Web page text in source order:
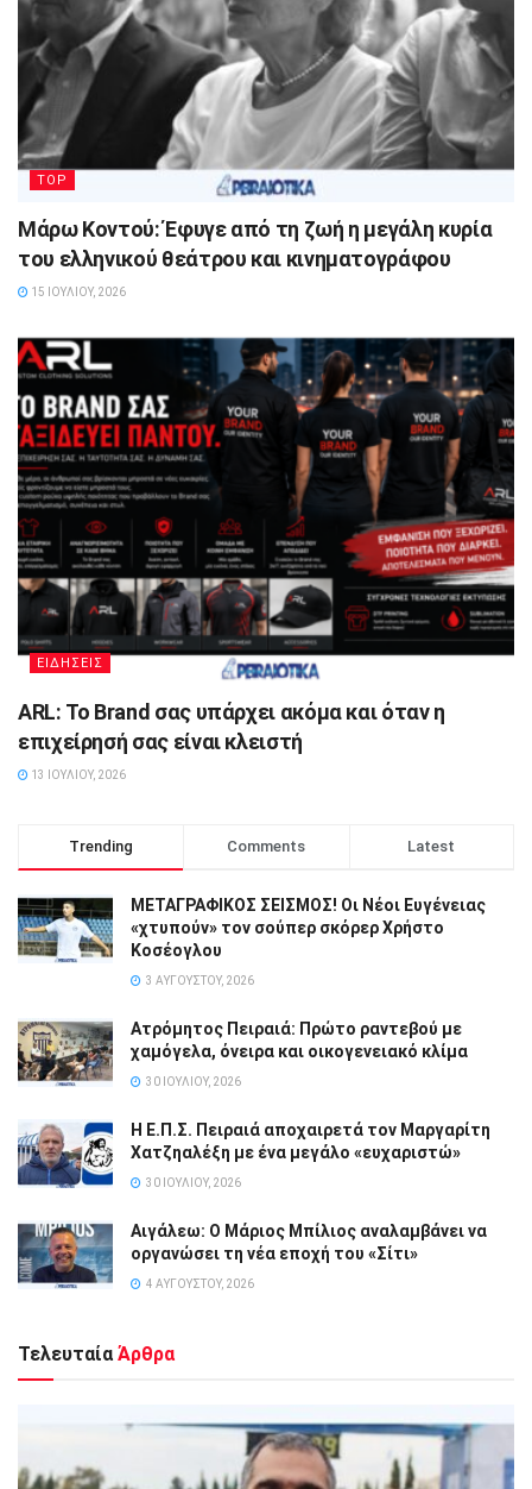
TOP
Μάρω Κοντού: Έφυγε από τη ζωή η μεγάλη κυρία
του ελληνικού θεάτρου και κινηματογράφου
15 ΙΟΥΛΊΟΥ, 2026
ΕΙΔΗΣΕΙΣ
ARL: Το Brand σας υπάρχει ακόμα και όταν η
επιχείρησή σας είναι κλειστή
13 ΙΟΥΛΊΟΥ, 2026
Trending Comments Latest
ΜΕΤΑΓΡΑΦΙΚΟΣ ΣΕΙΣΜΟΣ! Οι Νέοι Ευγένειας
«χτυπούν» τον σούπερ σκόρερ Χρήστο
Κοσέογλου
3 ΑΥΓΟΎΣΤΟΥ, 2026
Ατρόμητος Πειραιά: Πρώτο ραντεβού με
χαμόγελα, όνειρα και οικογενειακό κλίμα
30 ΙΟΥΛΊΟΥ, 2026
Η Ε.Π.Σ. Πειραιά αποχαιρετά τον Μαργαρίτη
Χατζηαλέξη με ένα μεγάλο «ευχαριστώ»
30 ΙΟΥΛΊΟΥ, 2026
Αιγάλεω: Ο Μάριος Μπίλιος αναλαμβάνει να
οργανώσει τη νέα εποχή του «Σίτι»
4 ΑΥΓΟΎΣΤΟΥ, 2026
Τελευταία Άρθρα